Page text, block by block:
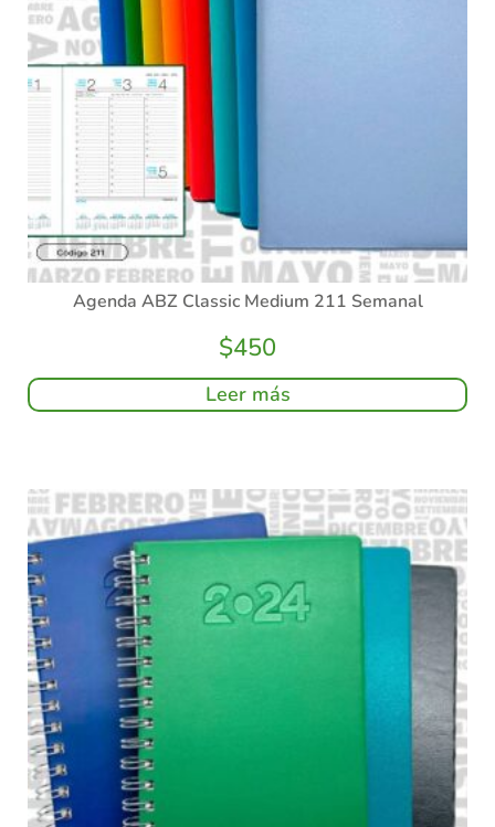
Agenda ABZ Classic Medium 211 Semanal
$450
Leer más